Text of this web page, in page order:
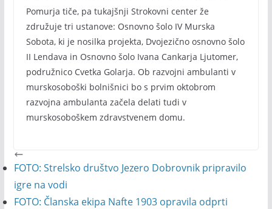
Pomurja tiče, pa tukajšnji Strokovni center že
združuje tri ustanove: Osnovno šolo IV Murska
Sobota, ki je nosilka projekta, Dvojezično osnovno šolo
II Lendava in Osnovno šolo Ivana Cankarja Ljutomer,
podružnico Cvetka Golarja. Ob razvojni ambulanti v
murskosoboški bolnišnici bo s prvim oktobrom
razvojna ambulanta začela delati tudi v
murskosoboškem zdravstvenem domu.
FOTO: Strelsko društvo Jezero Dobrovnik pripravilo
igre na vodi
FOTO: Članska ekipa Nafte 1903 opravila odprti